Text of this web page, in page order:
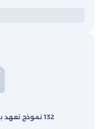
132 نموذج تعهد بالمشاركة بمؤتمر علمي